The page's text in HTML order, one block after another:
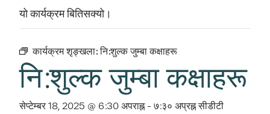
यो कार्यक्रम बितिसक्यो।
कार्यक्रम शृङ्खला:नि:शुल्क जुम्बा कक्षाहरू
नि:शुल्क जुम्बा कक्षाहरू
सेप्टेम्बर 18, 2025 @ 6:30 अपराह्न- ७:३० अप्रह्नसीडीटी